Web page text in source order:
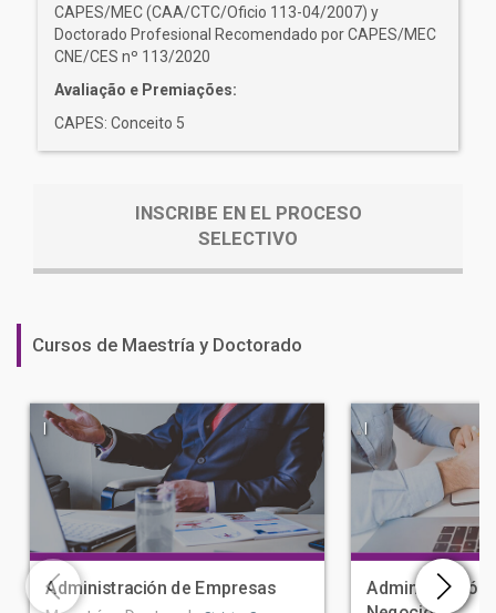
CAPES/MEC (CAA/CTC/Oficio 113-04/2007) y
Doctorado Profesional Recomendado por CAPES/MEC
CNE/CES nº 113/2020
Avaliação e Premiações:
CAPES: Conceito 5
INSCRIBE EN EL PROCESO
SELECTIVO
Cursos de Maestría y Doctorado
|
Administración de Empresas
|
Administración